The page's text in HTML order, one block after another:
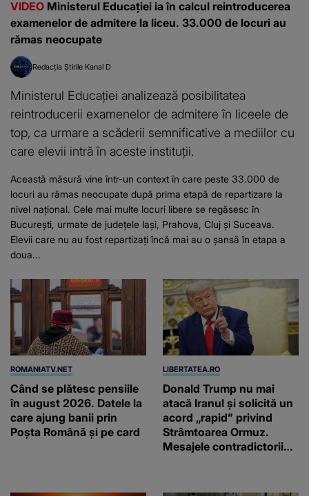
VIDEO Ministerul Educației ia în calcul reintroducerea
examenelor de admitere la liceu. 33.000 de locuri au
rămas neocupate
Redacția Știrile Kanal D
Ministerul Educației analizează posibilitatea
reintroducerii examenelor de admitere în liceele de
top, ca urmare a scăderii semnificative a mediilor cu
care elevii intră în aceste instituții.
Această măsură vine într-un context în care peste 33.000 de
locuri au rămas neocupate după prima etapă de repartizare la
nivel național. Cele mai multe locuri libere se regăsesc în
București, urmate de județele Iași, Prahova, Cluj și Suceava.
Elevii care nu au fost repartizați încă mai au o șansă în etapa a
doua...
ROMANIATV.NET
Când se plătesc pensiile
în august 2026. Datele la
care ajung banii prin
Poșta Română și pe card
LIBERTATEA.RO
Donald Trump nu mai
atacă Iranul și solicită un
acord „rapid” privind
Strâmtoarea Ormuz.
Mesajele contradictorii